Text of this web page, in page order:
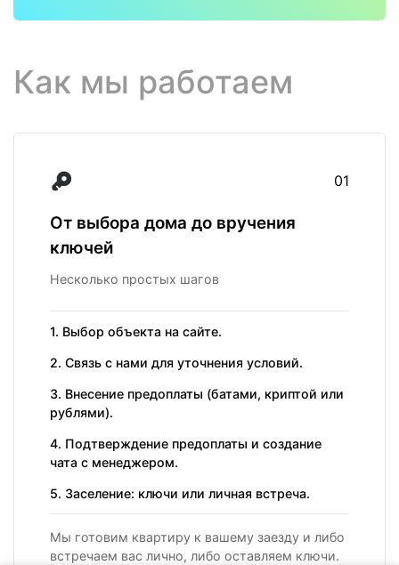
Как мы работаем
01
От выбора дома до вручения
ключей
Несколько простых шагов
1. Выбор объекта на сайте.
2. Связь с нами для уточнения условий.
3. Внесение предоплаты (батами, криптой или
рублями).
4. Подтверждение предоплаты и создание
чата с менеджером.
5. Заселение: ключи или личная встреча.
Мы готовим квартиру к вашему заезду и либо
встречаем вас лично, либо оставляем ключи.